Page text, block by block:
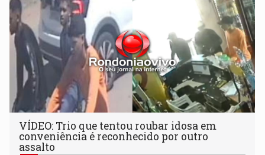
VÍDEO: Trio que tentou roubar idosa em
conveniência é reconhecido por outro
assalto